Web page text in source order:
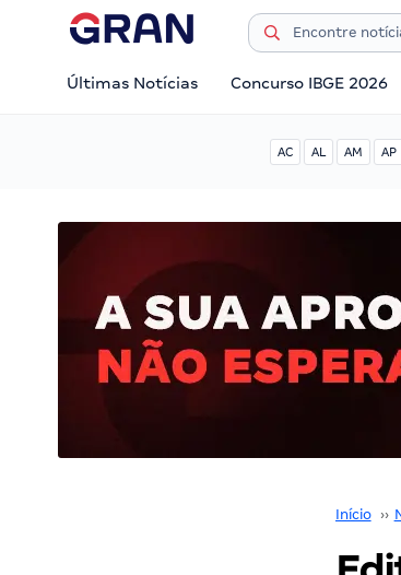
Últimas Notícias Concurso IBGE 2026
AC AL AM AP
Início ››